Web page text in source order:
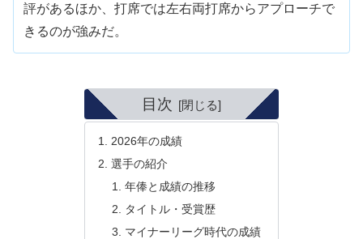
評があるほか、打席では左右両打席からアプローチで
きるのが強みだ。
目次
2026年の成績
選手の紹介
年俸と成績の推移
タイトル・受賞歴
マイナーリーグ時代の成績